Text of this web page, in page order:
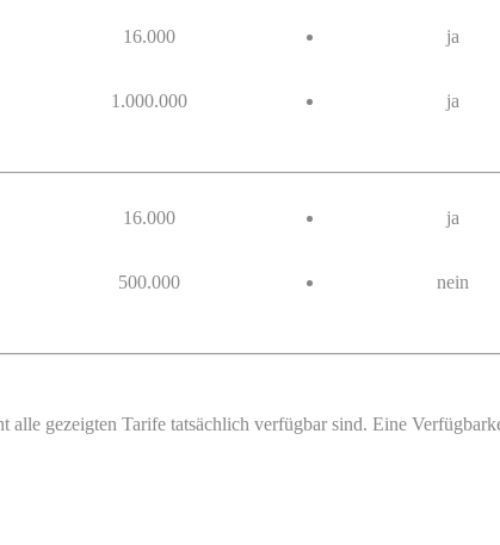
16.000 ja
1.000.000 ja
16.000 ja
500.000 nein
gezeigten Tarife tatsächlich verfügbar sind. Eine